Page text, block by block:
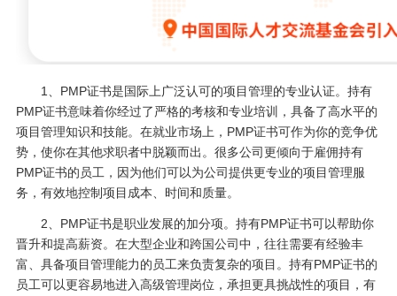
1、PMP证书是国际上广泛认可的项目管理的专业认证。持有
PMP证书意味着你经过了严格的考核和专业培训，具备了高水平的
项目管理知识和技能。在就业市场上，PMP证书可作为你的竞争优
势，使你在其他求职者中脱颖而出。很多公司更倾向于雇佣持有
PMP证书的员工，因为他们可以为公司提供更专业的项目管理服
务，有效地控制项目成本、时间和质量。
2、PMP证书是职业发展的加分项。持有PMP证书可以帮助你
晋升和提高薪资。在大型企业和跨国公司中，往往需要有经验丰
富、具备项目管理能力的员工来负责复杂的项目。持有PMP证书的
员工可以更容易地进入高级管理岗位，承担更具挑战性的项目，有